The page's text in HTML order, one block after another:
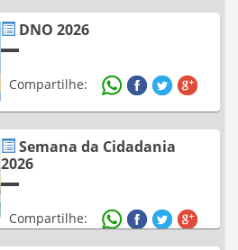
DNO 2026
Compartilhe:
Semana da Cidadania
2026
Compartilhe: